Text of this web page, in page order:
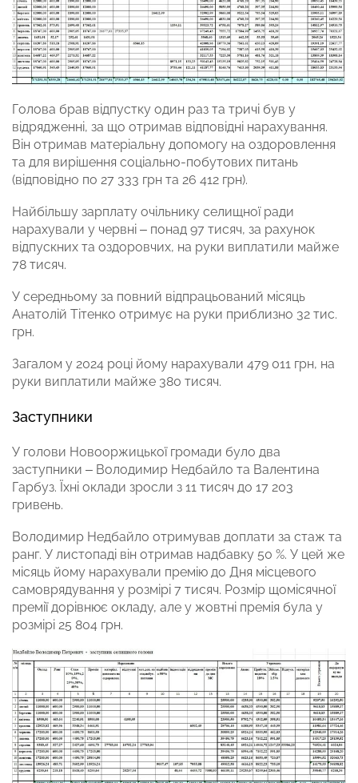
Голова брав відпустку один раз та тричі був у
відрядженні, за що отримав відповідні нарахування.
Він отримав матеріальну допомогу на оздоровлення
та для вирішення соціально-побутових питань
(відповідно по 27 333 грн та 26 412 грн).
Найбільшу зарплату очільнику селищної ради
нарахували у червні – понад 97 тисяч, за рахунок
відпускних та оздоровчих, на руки виплатили майже
78 тисяч.
У середньому за повний відпрацьований місяць
Анатолій Тітенко отримує на руки приблизно 32 тис.
грн.
Загалом у 2024 році йому нарахували 479 011 грн, на
руки виплатили майже 380 тисяч.
Заступники
У голови Новооржицької громади було два
заступники – Володимир Недбайло та Валентина
Гарбуз. Їхні оклади зросли з 11 тисяч до 17 203
гривень.
Володимир Недбайло отримував доплати за стаж та
ранг. У листопаді він отримав надбавку 50 %. У цей же
місяць йому нарахували премію до Дня місцевого
самоврядування у розмірі 7 тисяч. Розмір щомісячної
премії дорівнює окладу, але у жовтні премія була у
розмірі 25 804 грн.